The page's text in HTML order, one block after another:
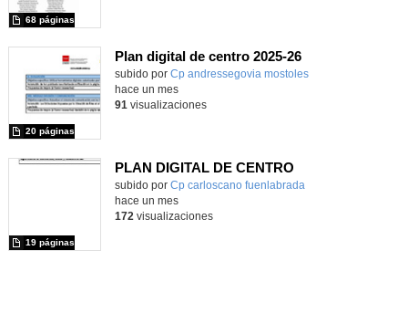
68 páginas
Plan digital de centro 2025-26
subido por Cp andressegovia mostoles
20 páginas
-
hace un mes
91 visualizaciones
PLAN DIGITAL DE CENTRO
Contenido educativo.
subido por Cp carloscano fuenlabrada
19 páginas
hace un mes
172 visualizaciones